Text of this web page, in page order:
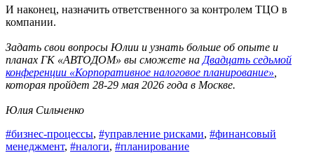
И наконец, назначить ответственного за контролем ТЦО в
компании.
Задать свои вопросы Юлии и узнать больше об опыте и
планах ГК «АВТОДОМ» вы сможете на Двадцать седьмой
конференции «Корпоративное налоговое планирование»
которая пройдет 28-29 мая 2026 года в Москве.
Юлия Сильченко
#бизнес-процессы, #управление рисками, #финансовый
менеджмент, #налоги, #планирование